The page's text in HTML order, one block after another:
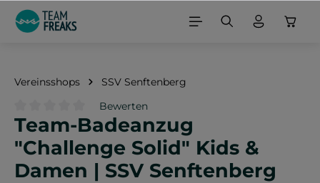
springen
Vereinsshops SSV Senftenberg
Durchschnittliche Bewertung von 0 von 5 Sternen
Bewerten
Team-Badeanzug
"Challenge Solid" Kids &
Damen | SSV Senftenberg